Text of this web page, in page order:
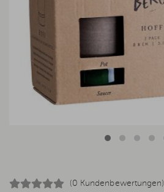
(0 Kundenbewertungen)